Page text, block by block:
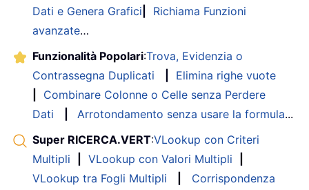
Dati e Genera Grafici
Richiama Funzioni
avanzate…
Funzionalità Popolari:Trova, Evidenzia o
Contrassegna Duplicati
Elimina righe vuote
Combinare Colonne o Celle senza Perdere
Dati
Arrotondamento senza usare la formula...
Super RICERCA.VERT:VLookup con Criteri
Multipli
VLookup con Valori Multipli
VLookup tra Fogli Multipli
Corrispondenza